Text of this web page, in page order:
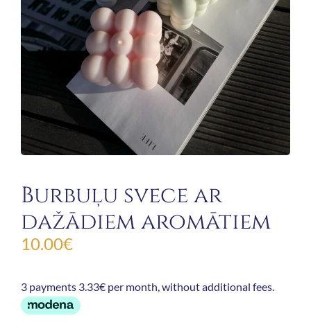
Burbuļu svece ar
dažādiem aromātiem
10.00€
3 payments 3.33€ per month, without additional fees.